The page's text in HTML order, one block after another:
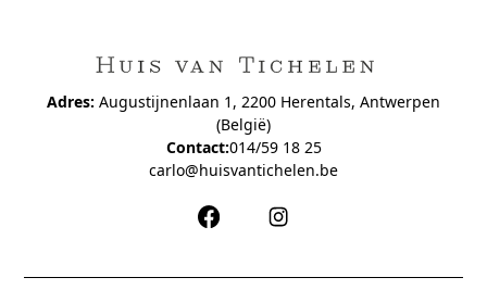
Adres: Augustijnenlaan 1, 2200 Herentals, Antwerpen
(België)
Contact:014/59 18 25
carlo@huisvantichelen.be